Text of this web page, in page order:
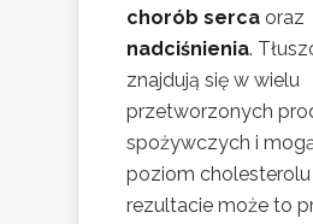
chorób serca oraz
nadciśnienia.
znajdują się w wielu
przetworzonych
spożywczych i
poziom cholesterolu
rezultacie może to